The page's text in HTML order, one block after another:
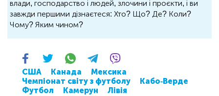
влади, господарство і людей, злочини і проєкти, і ви
завжди першими дізнаєтеся: Хто? Що? Де? Коли?
Чому? Яким чином?
США Канада
Мексика
Чемпіонат світу з футболу
Кабо-Верде
Футбол
Камерун Лівія